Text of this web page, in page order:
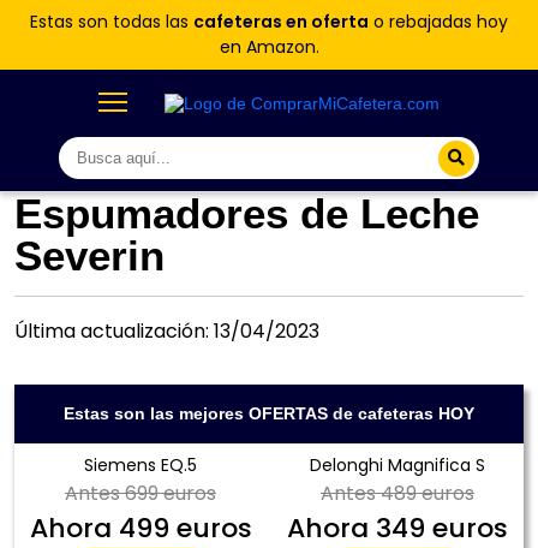
Estas son todas las cafeteras en oferta o rebajadas hoy
en Amazon.
Espumadores de Leche
Severin
Última actualización: 13/04/2023
Estas son las mejores OFERTAS de cafeteras HOY
Siemens EQ.5
Antes699 euros
Ahora 499 euros
Delonghi Magnifica S
Antes489 euros
Ahora 349 euros